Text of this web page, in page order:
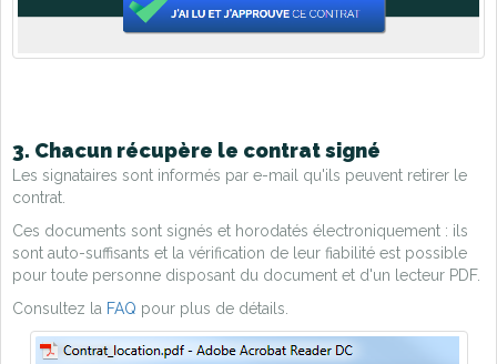
3. Chacun récupère le contrat signé
Les signataires sont informés par e-mail qu'ils peuvent retirer le
contrat.
Ces documents sont signés et horodatés électroniquement : ils
sont auto-suffisants et la vérification de leur fiabilité est possible
pour toute personne disposant du document et d'un lecteur PDF.
Consultez la FAQ pour plus de détails.